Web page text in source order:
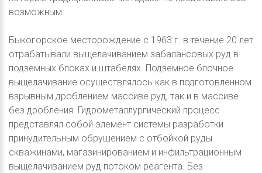
возможным.
Быкогорское месторождение с 1963 г. в течение 20 лет
отрабатывали выщелачиванием забалансовых руд в
подземных блоках и штабелях. Подземное блочное
выщелачивание осуществлялось как в подготовленном
взрывным дроблением массиве руд, так и в массиве
без дробления. Гидрометаллургический процесс
представлял собой элемент системы разработки
принудительным обрушением с отбойкой руды
скважинами, магазинированием и инфильтрационным
выщелачиванием руд потоком реагента. Без